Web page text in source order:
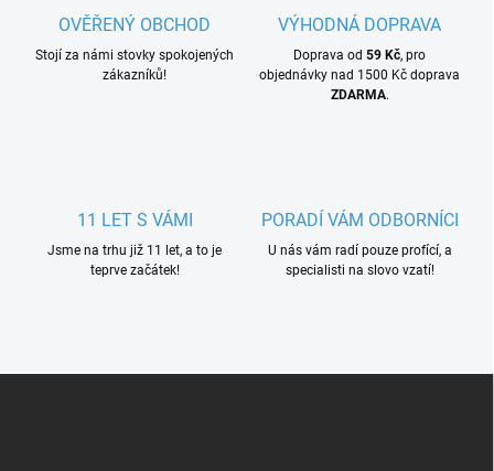
OVĚŘENÝ OBCHOD
Stojí za námi stovky spokojených
zákazníků!
VÝHODNÁ DOPRAVA
Doprava od 59 Kč, pro
objednávky nad 1500 Kč doprava
ZDARMA.
11 LET S VÁMI
Jsme na trhu již 11 let, a to je
teprve začátek!
PORADÍ VÁM ODBORNÍCI
U nás vám radí pouze profící, a
specialisti na slovo vzatí!